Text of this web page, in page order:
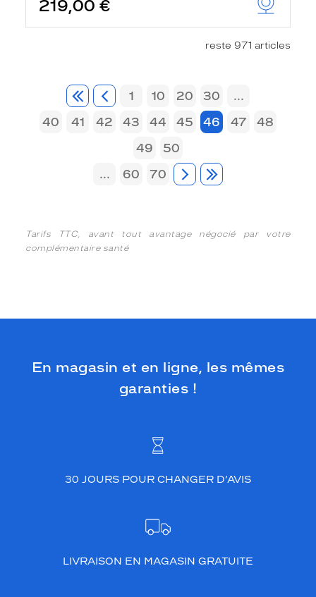
219,00 €
reste 971 articles
1 10 20 30
...
40
41 42 43 44 45 46 47
48
49
50
...
60 70
Tarifs TTC, avant tout avantage négocié par votre
complémentaire santé
En magasin et en ligne, les mêmes
garanties !
30 JOURS POUR CHANGER D’AVIS
LIVRAISON EN MAGASIN GRATUITE